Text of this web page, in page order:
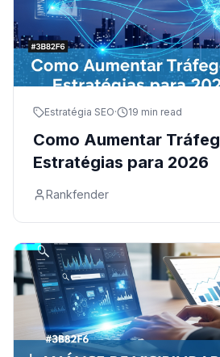
Estratégia SEO· 19 min read
Como Aumentar
Estratégias para 2026
Rankfender